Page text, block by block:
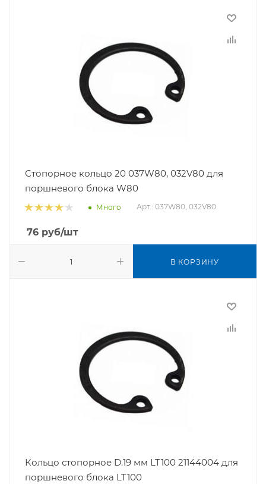
Стопорное кольцо 20 037W80, 032V80 для
поршневого блока W80
Много Арт.: 037W80, 032V80
76 руб/шт
В КОРЗИНУ
Кольцо стопорное D.19 мм LT100 21144004 для
поршневого блока LT100